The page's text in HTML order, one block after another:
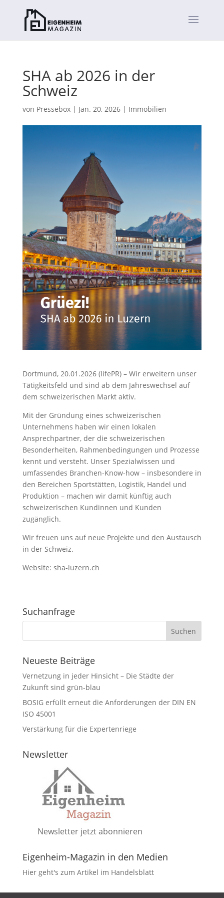
SHA ab 2026 in der
Schweiz
von Pressebox| Jan. 20, 2026| Immobilien
Dortmund, 20.01.2026 (lifePR) – Wir erweitern unser
Tätigkeitsfeld und sind ab dem Jahreswechsel auf
dem schweizerischen Markt aktiv.
Mit der Gründung eines schweizerischen
Unternehmens haben wir einen lokalen
Ansprechpartner, der die schweizerischen
Besonderheiten, Rahmenbedingungen und Prozesse
kennt und versteht. Unser Spezialwissen und
umfassendes Branchen-Know-how – insbesondere in
den Bereichen Sportstätten, Logistik, Handel und
Produktion – machen wir damit künftig auch
schweizerischen Kundinnen und Kunden
zugänglich.
Wir freuen uns auf neue Projekte und den Austausch
in der Schweiz.
Website: sha-luzern.ch
Suchanfrage
Neueste Beiträge
Vernetzung in jeder Hinsicht – Die Städte der
Zukunft sind grün-blau
BOSIG erfüllt erneut die Anforderungen der DIN EN
ISO 45001
Verstärkung für die Expertenriege
Newsletter
Newsletter jetzt abonnieren
Eigenheim-Magazin in den Medien
Hier geht's zum Artikel im Handelsblatt
DATENSCHUTZ